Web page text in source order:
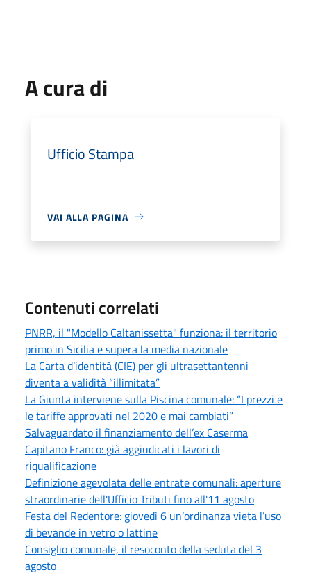
A cura di
Ufficio Stampa
VAI ALLA PAGINA
Contenuti correlati
PNRR, il "Modello Caltanissetta" funziona: il territorio
primo in Sicilia e supera la media nazionale
La Carta d’identità (CIE) per gli ultrasettantenni
diventa a validità “illimitata”
La Giunta interviene sulla Piscina comunale: “I prezzi e
le tariffe approvati nel 2020 e mai cambiati”
Salvaguardato il finanziamento dell’ex Caserma
Capitano Franco: già aggiudicati i lavori di
riqualificazione
Definizione agevolata delle entrate comunali: aperture
straordinarie dell'Ufficio Tributi fino all'11 agosto
Festa del Redentore: giovedì 6 un’ordinanza vieta l’uso
di bevande in vetro o lattine
Consiglio comunale, il resoconto della seduta del 3
agosto